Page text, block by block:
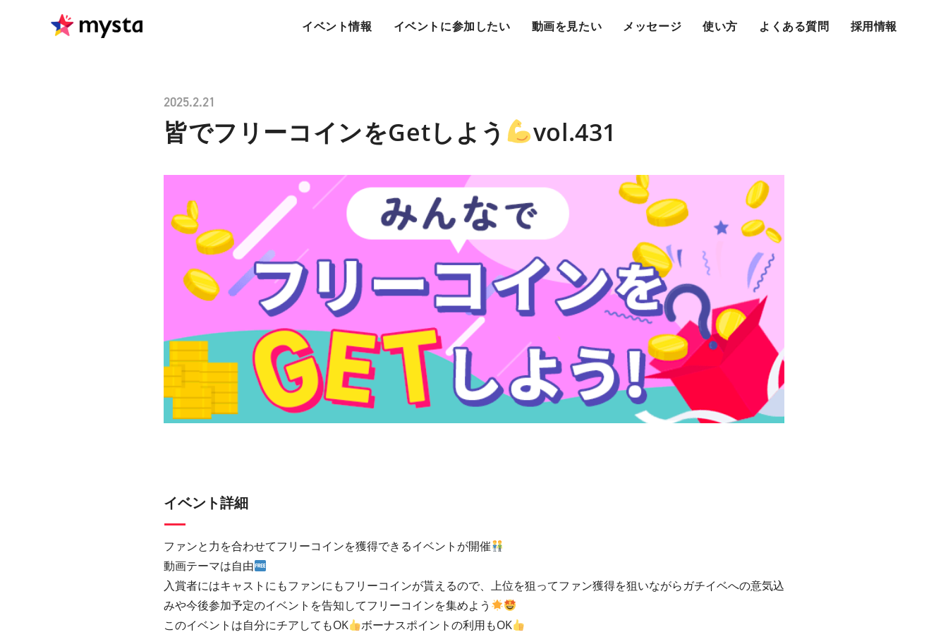
イベント情報 イベントに参加したい 動画を見たい メッセージ 使い方 よくある質問 採用情報
2025.2.21
皆でフリーコインをGetしよう vol.431
イベント詳細
ファンと力を合わせてフリーコインを獲得できるイベントが開催
動画テーマは自由
入賞者にはキャストにもファンにもフリーコインが貰えるので、上位を狙ってファン獲得を狙いながらガチイベへの意気込
みや今後参加予定のイベントを告知してフリーコインを集めよう
このイベントは自分にチアしてもOK
ボーナスポイントの利用もOK